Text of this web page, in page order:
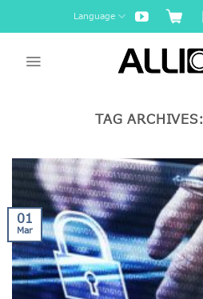
to
Language
TAG ARCHIVES:
01
Mar